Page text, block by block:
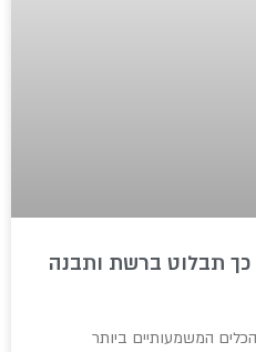
כך תבלוט ברשת ותבנה
המשמעותיים ביותר